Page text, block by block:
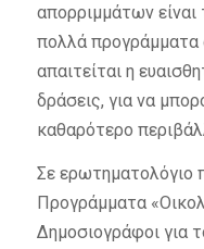
απορριμμάτων
πολλά
απαιτείται η
δράσεις, για να
καθαρότερο
Σε ερωτηματολόγιο
Προγράμματα
Δημοσιογράφοι για